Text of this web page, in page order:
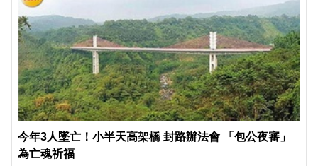
今年3人墜亡！小半天高架橋 封路辦法會 「包公夜審」
為亡魂祈福